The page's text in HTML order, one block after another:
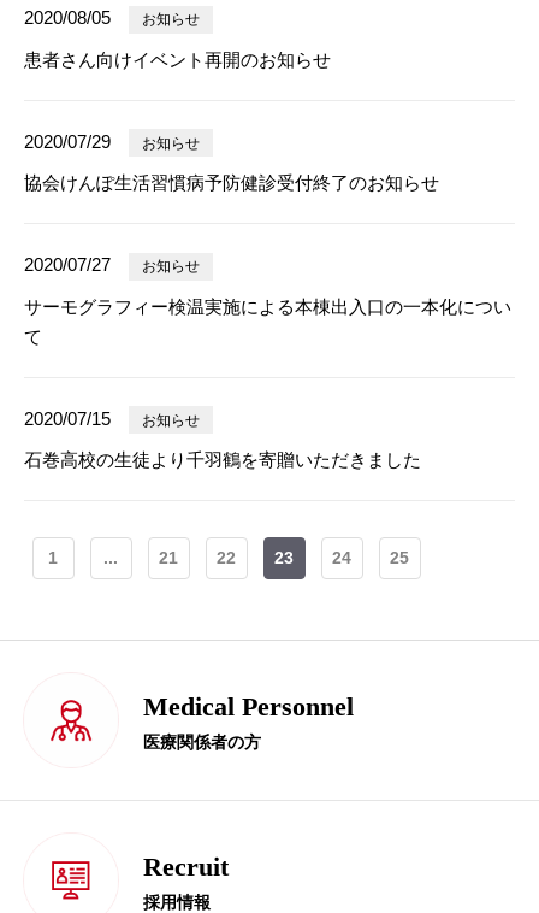
2020/08/05 お知らせ
患者さん向けイベント再開のお知らせ
2020/07/29 お知らせ
協会けんぽ生活習慣病予防健診受付終了のお知らせ
2020/07/27 お知らせ
サーモグラフィー検温実施による本棟出入口の一本化につい
て
2020/07/15 お知らせ
石巻高校の生徒より千羽鶴を寄贈いただきました
1 ... 21 22 23 24 25
Medical Personnel
医療関係者の方
Recruit
採用情報